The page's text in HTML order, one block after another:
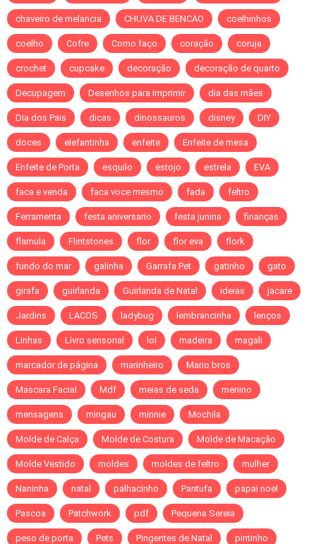
chaveiro de melancia CHUVA DE BENCAO coelhinhos
coelho Cofre Como faço coração coruja
crochet cupcake decoração decoração de quarto
Decupagem Desenhos para imprimir dia das mães
Dia dos Pais dicas dinossauros disney DIY
doces elefantinha enfeite Enfeite de mesa
Enfeite de Porta esquilo estojo estrela EVA
faca e venda faca voce mesmo fada feltro
Ferramenta festa aniversario festa junina finanças
flamula Flintstones flor flor eva flork
fundo do mar galinha Garrafa Pet gatinho gato
girafa guirlanda Guirlanda de Natal ideias jacare
Jardins LACOS ladybug lembrancinha lenços
Linhas Livro sensorial lol madeira magali
marcador de página marinheiro Mario bros
Mascara Facial Mdf meias de seda menino
mensagens mingau minnie Mochila
Molde de Calça Molde de Costura Molde de Macação
Molde Vestido moldes moldes de feltro mulher
Naninha natal palhacinho Pantufa papai noel
Pascoa Patchwork pdf Pequena Sereia
peso de porta Pets Pingentes de Natal pintinho